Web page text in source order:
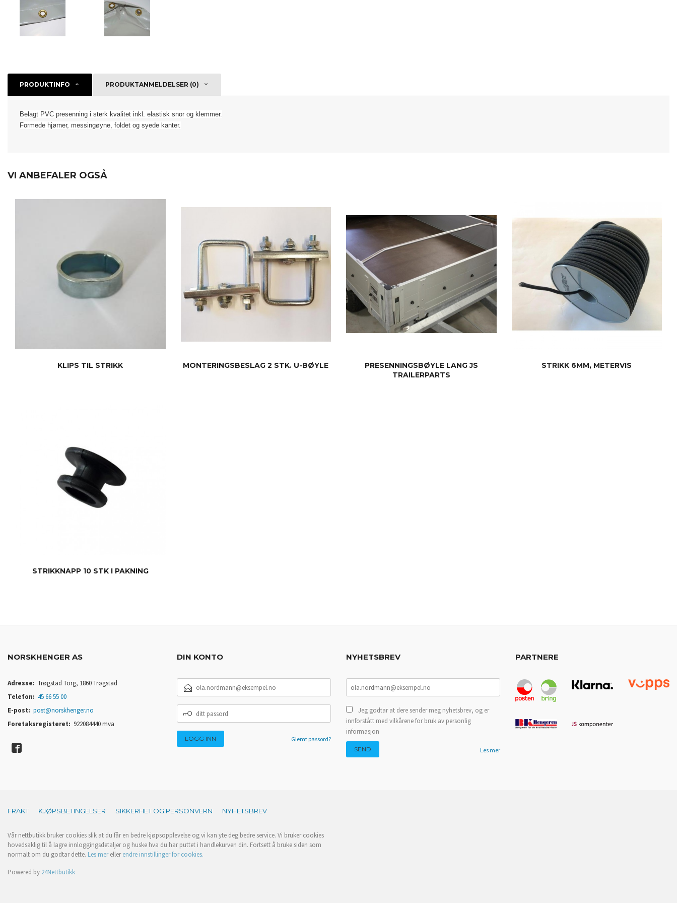
PRODUKTINFO PRODUKTANMELDELSER (0)
Belagt PVC presenning i sterk kvalitet inkl. elastisk snor og klemmer.
Formede hjørner, messingøyne, foldet og syede kanter.
VI ANBEFALER OGSÅ
KLIPS TIL STRIKK MONTERINGSBESLAG 2 STK. U-BØYLE
PRESENNINGSBØYLE LANG JS
TRAILERPARTS
STRIKK 6MM, METERVIS
STRIKKNAPP 10 STK I PAKNING
NORSKHENGER AS
Adresse: Trøgstad Torg, 1860 Trøgstad
Telefon: 45 66 55 00
E-post: post@norskhenger.no
Foretaksregisteret: 922084440 mva
DIN KONTO
POSTADRESSE
PASSORD
Glemt passord?
NYHETSBREV
Jeg godtar at dere sender meg nyhetsbrev, og er
innforstått med vilkårene for bruk av personlig
informasjon
Les mer
PARTNERE
FRAKT KJØPSBETINGELSER SIKKERHET OG PERSONVERN NYHETSBREV
Vår nettbutikk bruker cookies slik at du får en bedre kjøpsopplevelse og vi kan yte deg bedre service. Vi bruker cookies
hovedsaklig til å lagre innloggingsdetaljer og huske hva du har puttet i handlekurven din. Fortsett å bruke siden som
normalt om du godtar dette. Les merellerendre innstillinger for cookies.
Powered by 24Nettbutikk